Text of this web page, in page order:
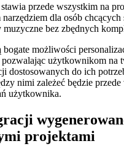
przede wszystkim na
dla osób chcących
bez zbędnych
bogate możliwości
użytkownikom na
dostosowanych do ich
nimi zależeć będzie
użytkownika.
projektami